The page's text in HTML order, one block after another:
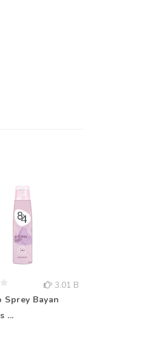
3.01 B
Sprey Bayan
...